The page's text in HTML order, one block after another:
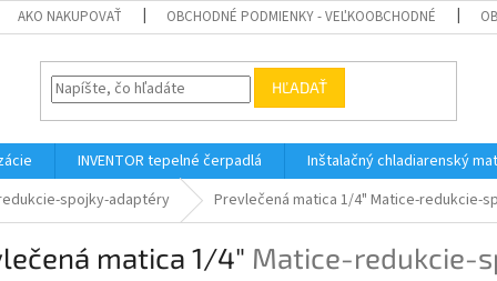
AKO NAKUPOVAŤ OBCHODNÉ PODMIENKY - VEĽKOOBCHODNÉ
HĽADAŤ
INVENTOR tepelné čerpadlá Inštalačný chladiarenský
spojky-adaptéry Prevlečená matica 1/4" Matice-redukcie-
matica 1/4" Matice-redukcie-